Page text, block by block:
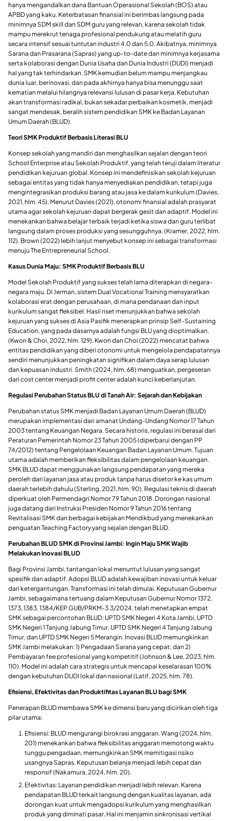
hanya mengandalkan dana Bantuan Operasional Sekolah (BOS) atau
APBD yang kaku. Keterbatasan finansial ini berimbas langsung pada
minimnya SDM skill dan SDM guru yang relevan, karena sekolah tidak
mampu merekrut tenaga profesional pendukung atau melatih guru
secara intensif sesuai tuntutan industri 4.0 dan 5.0. Akibatnya, minimnya
Sarana dan Prasarana (Sapras) yang up-to-date dan minimnya kerjasama
serta kolaborasi dengan Dunia Usaha dan Dunia Industri (DUDI) menjadi
hal yang tak terhindarkan. SMK kemudian belum mampu menjangkau
dunia luar, berinovasi, dan pada akhirnya hanya bisa menunggu saat
kematian melalui hilangnya relevansi lulusan di pasar kerja. Kebutuhan
akan transformasi radikal, bukan sekadar perbaikan kosmetik, menjadi
sangat mendesak, beralih sistem pendidikan SMK ke Badan Layanan
Umum Daerah (BLUD).
Teori SMK Produktif Berbasis Literasi BLU
​Konsep sekolah yang mandiri dan menghasilkan sejalan dengan teori
School Enterprise atau Sekolah Produktif, yang telah teruji dalam literatur
pendidikan kejuruan global. Konsep ini mendefinisikan sekolah kejuruan
sebagai entitas yang tidak hanya menyediakan pendidikan, tetapi juga
mengintegrasikan produksi barang atau jasa ke dalam kurikulum (Davies,
2021, hlm. 45). Menurut Davies (2021), otonomi finansial adalah prasyarat
utama agar sekolah kejuruan dapat bergerak gesit dan adaptif. Model ini
menekankan bahwa belajar terbaik terjadi ketika siswa dan guru terlibat
langsung dalam proses produksi yang sesungguhnya. (Kramer, 2022, hlm.
112). Brown (2022) lebih lanjut menyebut konsep ini sebagai transformasi
menuju The Entrepreneurial School.
Kasus Dunia Maju: SMK Produktif Berbasis BLU
​Model Sekolah Produktif yang sukses telah lama diterapkan di negara-
negara maju. Di Jerman, sistem Dual Vocational Training mensyaratkan
kolaborasi erat dengan perusahaan, di mana pendanaan dan input
kurikulum sangat fleksibel. Hasil riset menunjukkan bahwa sekolah
kejuruan yang sukses di Asia Pasifik menerapkan prinsip Self-Sustaining
Education, yang pada dasarnya adalah fungsi BLU yang dioptimalkan.
(Kwon & Choi, 2022, hlm. 129). Kwon dan Choi (2022) mencatat bahwa
entitas pendidikan yang diberi otonomi untuk mengelola pendapatannya
sendiri menunjukkan peningkatan signifikan dalam daya serap lulusan
dan kepuasan industri. Smith (2024, hlm. 68) menguatkan, pergeseran
dari cost center menjadi profit center adalah kunci keberlanjutan.
Regulasi Perubahan Status BLU di Tanah Air: Sejarah dan Kebijakan
​Perubahan status SMK menjadi Badan Layanan Umum Daerah (BLUD)
merupakan implementasi dari amanat Undang-Undang Nomor 17 Tahun
2003 tentang Keuangan Negara. Secara historis, regulasi ini berasal dari
Peraturan Pemerintah Nomor 23 Tahun 2005 (diperbarui dengan PP
74/2012) tentang Pengelolaan Keuangan Badan Layanan Umum. Tujuan
utama adalah memberikan fleksibilitas dalam pengelolaan keuangan.
SMK BLUD dapat menggunakan langsung pendapatan yang mereka
peroleh dari layanan jasa atau produk tanpa harus disetor ke kas umum
daerah terlebih dahulu (Sterling, 2021, hlm. 90). Regulasi teknis di daerah
diperkuat oleh Permendagri Nomor 79 Tahun 2018. Dorongan nasional
juga datang dari Instruksi Presiden Nomor 9 Tahun 2016 tentang
Revitalisasi SMK dan berbagai kebijakan Mendikbud yang menekankan
penguatan Teaching Factory yang sejalan dengan BLUD.
Perubahan BLUD SMK di Provinsi Jambi: Ingin Maju SMK Wajib
Melakukan Inovasi BLUD
​Bagi Provinsi Jambi, tantangan lokal menuntut lulusan yang sangat
spesifik dan adaptif. Adopsi BLUD adalah kewajiban inovasi untuk keluar
dari ketergantungan. Transformasi ini telah dimulai. Keputusan Gubernur
Jambi, sebagaimana tertuang dalam Keputusan Gubernur Nomor 1372,
1373, 1383, 1384/KEP.GUB/PRKM-3.3/2024, telah menetapkan empat
SMK sebagai percontohan BLUD: UPTD SMK Negeri 4 Kota Jambi, UPTD
SMK Negeri 1 Tanjung Jabung Timur, UPTD SMK Negeri 4 Tanjung Jabung
Timur, dan UPTD SMK Negeri 5 Merangin. Inovasi BLUD memungkinkan
SMK Jambi melakukan: 1) Pengadaan Sarana yang cepat; dan 2)
Pembayaran fee profesional yang kompetitif (Johnson & Lee, 2023, hlm.
110). Model ini adalah cara strategis untuk mencapai keselarasan 100%
dengan kebutuhan DUDI lokal dan nasional (Latif, 2025, hlm. 78).
Efisiensi, Efektivitas dan Produktifitas Layanan BLU bagi SMK
​Penerapan BLUD membawa SMK ke dimensi baru yang dicirikan oleh tiga
pilar utama:
​Efisiensi: BLUD mengurangi birokrasi anggaran. Wang (2024, hlm.
201) menekankan bahwa fleksibilitas anggaran memotong waktu
tunggu pengadaan, memungkinkan SMK memitigasi risiko
usangnya Sapras. Keputusan belanja menjadi lebih cepat dan
responsif (Nakamura, 2024, hlm. 20).
Efektivitas: Layanan pendidikan menjadi lebih relevan. Karena
pendapatan BLUD terkait langsung dengan kualitas layanan, ada
dorongan kuat untuk mengadopsi kurikulum yang menghasilkan
produk yang diminati pasar. Hal ini menjamin sinkronisasi vertikal